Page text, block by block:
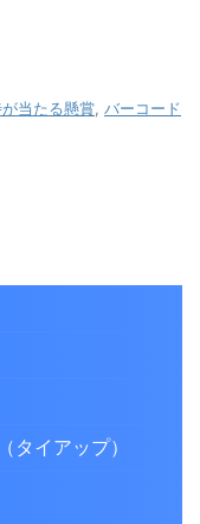
当たる懸賞 バーコード
タイアップ）